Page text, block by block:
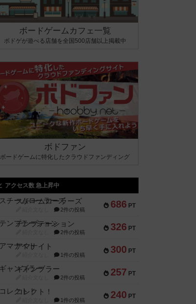
ボードゲームカフェ一覧
ボドゲが遊べる店舗を全国500店舗以上掲載中
ボドファン
ボードゲームに特化したクラウドファンディング
アクセス数 急上昇中
686 PT
スチームローラーズ
2件の投稿
326 PT
テンプテーション
2件の投稿
300 PT
アマナイト
1件の投稿
257 PT
ギャンブラー
2件の投稿
240 PT
コレクト！
1件の投稿